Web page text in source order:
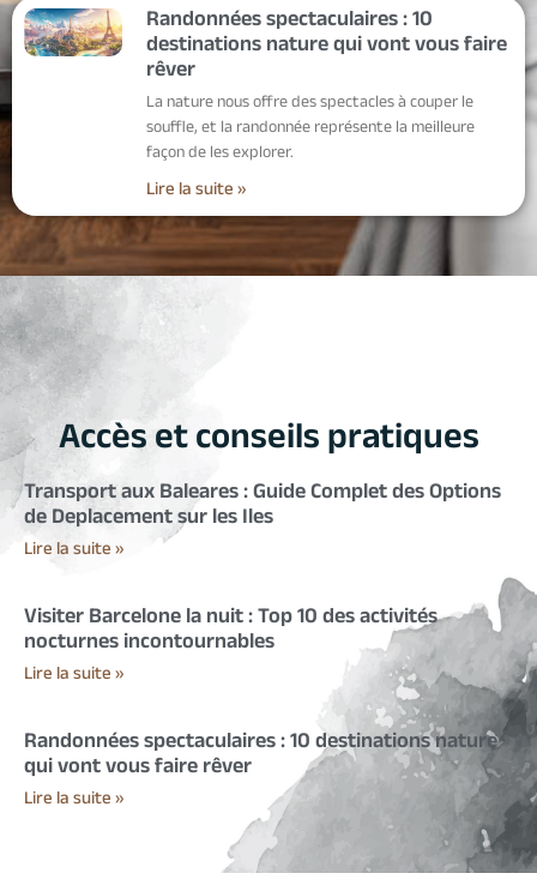
Randonnées spectaculaires : 10
destinations nature qui vont vous faire
rêver
La nature nous offre des spectacles à couper le
souffle, et la randonnée représente la meilleure
façon de les explorer.
Lire la suite »
Accès et conseils pratiques
Transport aux Baleares : Guide Complet des Options
de Deplacement sur les Iles
Lire la suite »
Visiter Barcelone la nuit : Top 10 des activités
nocturnes incontournables
Lire la suite »
Randonnées spectaculaires : 10 destinations nature
qui vont vous faire rêver
Lire la suite »